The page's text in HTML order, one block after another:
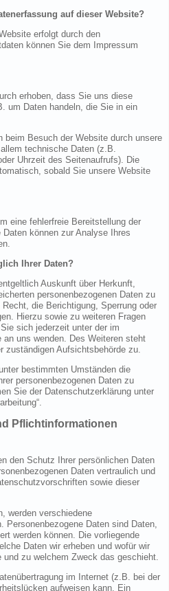
auf dieser Website?
erfolgt durch den
können Sie dem Impressum
erhoben, dass Sie uns diese
um Daten handeln, die Sie in ein
beim Besuch der Website durch unsere
technische Daten (z.B.
Uhrzeit des Seitenaufrufs). Die
sobald Sie unsere Website
eine fehlerfreie Bereitstellung der
können zur Analyse Ihres
Ihrer Daten?
Auskunft über Herkunft,
personenbezogenen Daten zu
die Berichtigung, Sperrung oder
Hierzu sowie zu weiteren Fragen
sich jederzeit unter der im
an uns wenden. Des Weiteren steht
zuständigen Aufsichtsbehörde zu.
bestimmten Umständen die
personenbezogenen Daten zu
Sie der Datenschutzerklärung unter
Pflichtinformationen
den Schutz Ihrer persönlichen Daten
Daten vertraulich und
sowie dieser
werden verschiedene
Personenbezogene Daten sind Daten,
werden können. Die vorliegende
Daten wir erheben und wofür wir
zu welchem Zweck das geschieht.
im Internet (z.B. bei der
aufweisen kann. Ein